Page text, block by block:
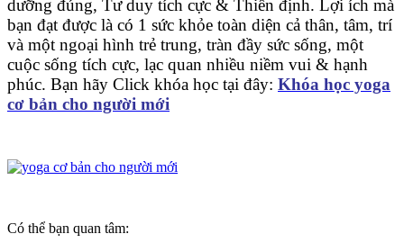
dưỡng đúng, Tư duy tích cực & Thiền định. Lợi ích mà
bạn đạt được là có 1 sức khỏe toàn diện cả thân, tâm, trí
và một ngoại hình trẻ trung, tràn đầy sức sống, một
cuộc sống tích cực, lạc quan nhiều niềm vui & hạnh
phúc. Bạn hãy Click khóa học tại đây: Khóa học yoga
cơ bản cho người mới
Có thể bạn quan tâm: